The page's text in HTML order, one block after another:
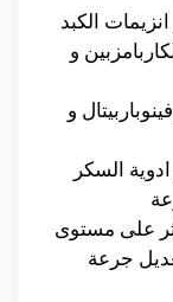
الكبد
و
و
السكر
على مستوى
جرعة